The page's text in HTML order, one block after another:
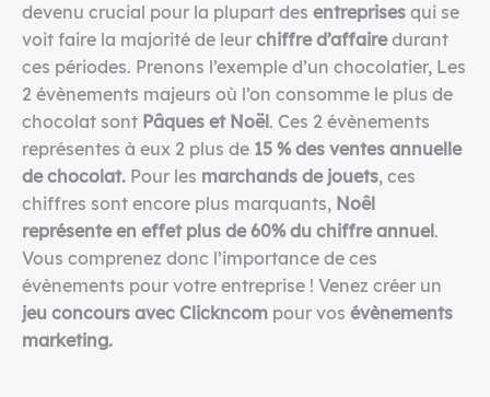
devenu crucial pour la plupart des entreprises qui se
voit faire la majorité de leur chiffre d’affairedurant
ces périodes. Prenons l’exemple d’un chocolatier, Les
2 évènements majeurs où l’on consomme le plus de
chocolat sont Pâques et Noël. Ces 2 évènements
représentes à eux 2 plus de 15 % des ventes annuelle
de chocolat. Pour les marchands de jouets, ces
chiffres sont encore plus marquants, Noêl
représente en effet plus de 60% du chiffre annuel.
Vous comprenez donc l’importance de ces
évènements pour votre entreprise ! Venez créer un
jeu concours avec Clickncom pour vos évènements
marketing.